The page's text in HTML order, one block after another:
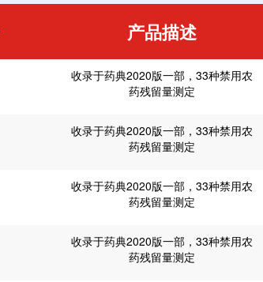
产品描述
收录于药典2020版一部，33种禁用农
药残留量测定
收录于药典2020版一部，33种禁用农
药残留量测定
收录于药典2020版一部，33种禁用农
药残留量测定
收录于药典2020版一部，33种禁用农
药残留量测定